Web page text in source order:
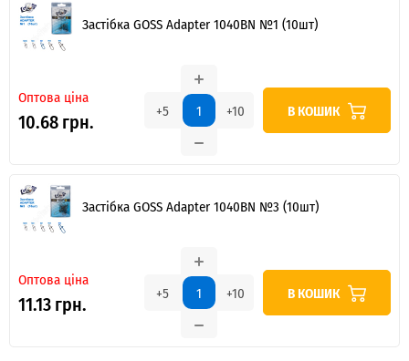
Застібка GOSS Adapter 1040BN №1 (10шт)
Оптова ціна
10.68 грн. +5 +10 В КОШИК
Застібка GOSS Adapter 1040BN №3 (10шт)
Оптова ціна
11.13 грн. +5 +10 В КОШИК